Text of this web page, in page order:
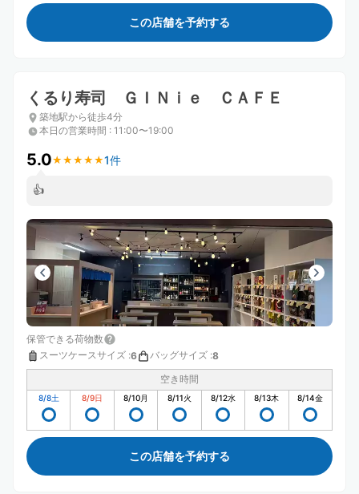
この店舗を予約する
くるり寿司 ＧＩＮｉｅ ＣＡＦＥ
築地駅から徒歩4分
本日の営業時間 : 11:00〜19:00
5.0★ ★ ★ ★ ★
★ ★ ★ ★ ★1件
👍
保管できる荷物数
スーツケースサイズ :6 バッグサイズ :8
空き時間
8/8土 8/9日 8/10月 8/11火 8/12水 8/13木 8/14金
この店舗を予約する